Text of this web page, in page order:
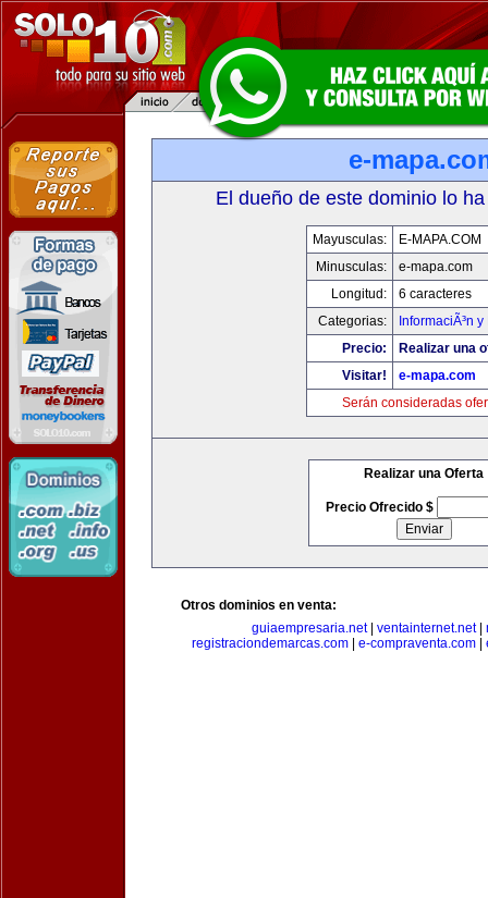
e-
El dueño de este dominio lo
Mayusculas:
E-MAPA.COM
Minusculas:
e-mapa.com
Longitud:
6 caracteres
Categorias:
InformaciÃ³n
Precio:
Realizar una
Visitar!
e-mapa.com
Serán consideradas
Realizar una Oferta
Precio Ofrecido $
Otros dominios en venta:
guiaempresaria.net| ventainternet.net|
registraciondemarcas.com| e-compraventa.com|